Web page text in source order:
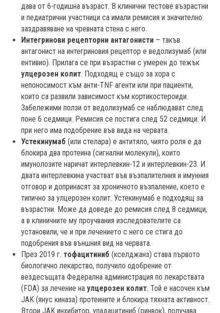
дава от 6-годишна възраст. В клинични тестове възрастни
и педиатрични участници са имали ремисия и значително
заздравяване на чревната стена с него.
Интегринови рецепторни антагонисти– такъв
антагонист на интегриновия рецептор е ведолизумаб (или
ентивио). Прилага се при възрастни с умерен до тежък
улцерозен колит. Подходящ е също за хора с
непоносимост към анти-TNF агенти или при пациенти,
които са развили зависимост към кортикостероиди.
Забележими ползи от ведолизумаб се наблюдават след
поне 6 седмици. Ремисия се постига след 52 седмици. И
при него има подобрение във вида на червата.
Устекинумаб (или стелара) е антитяло, чиято роля е да
блокира два протеина (сигнални молекули), които
имунолозите наричат интерлевкин-12 и интерлевкин-23. И
двата интерлевкина участват във възпалителния и имунния
отговор и допринасят за хроничното възпаление, което е
типично за улцерозен колит. Устекинумаб е подходящ за
възрастни. Може да доведе до ремисия след 8 седмици,
а в клиничните му проучвания изследователите са
установили, че и при лечението с него се стига до
подобрения във външния вид на червата.
През 2019 г. тофацитиниб (кселджанз) става първото
биологично лекарство, получило одобрение от
вездесъщата Федерална администрация по лекарствата
(FDA) за лечение на улцерозен колит. Той е насочен към
JAK (янус киназа) протеините и блокира тяхната активност.
Втори JAK инхибитор, упадацитиниб (ринвок), получава